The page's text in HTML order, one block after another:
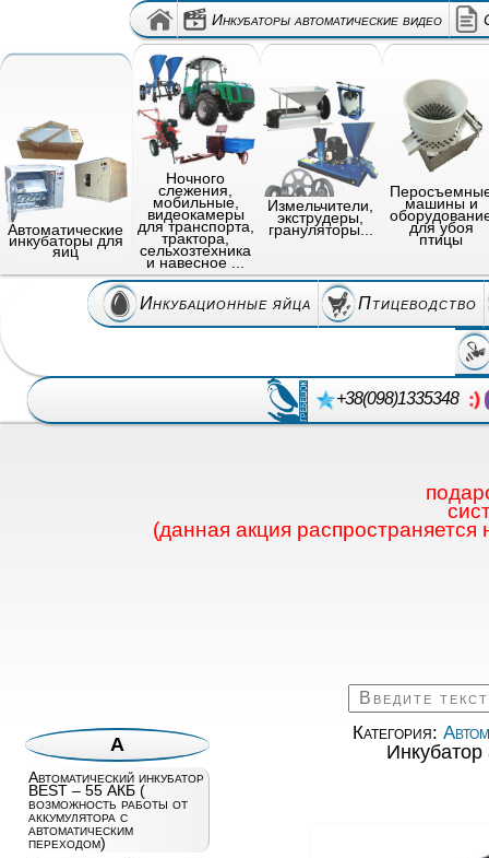
Инкубаторы автоматические видео
Автоматические
инкубаторы для
яиц
Ночного
слежения,
мобильные,
видеокамеры
для транспорта,
трактора,
сельхозтехника
и навесное ...
Измельчители,
экструдеры,
грануляторы...
машины и
для убоя
птицы
Инкубационные яйца Птицеводство
+38(098)1335348
(данная акция
А
Автоматический инкубатор
BEST – 55 АКБ (
возможность работы от
аккумулятора с
автоматическим
переходом)
Категория: